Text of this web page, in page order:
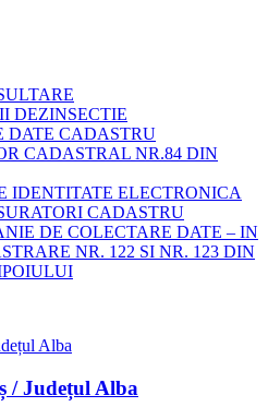
DEZINSECTIE
DATE CADASTRU
CADASTRAL NR.84 DIN
IDENTITATE ELECTRONICA
CADASTRU
DE COLECTARE DATE – IN
NR. 122 SI NR. 123 DIN
/ Județul Alba